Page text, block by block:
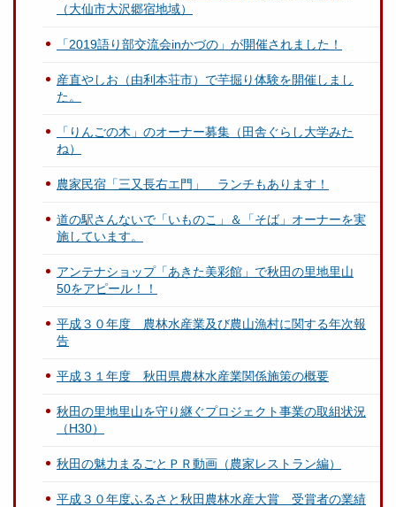
（大仙市大沢郷宿地域）
「2019語り部交流会inかづの」が開催されました！
産直やしお（由利本荘市）で芋掘り体験を開催しまし
た。
「りんごの木」のオーナー募集（田舎ぐらし大学みた
ね）
農家民宿「三又長右エ門」 ランチもあります！
道の駅さんないで「いものこ」＆「そば」オーナーを実
施しています。
アンテナショップ「あきた美彩館」で秋田の里地里山
50をアピール！！
平成３０年度 農林水産業及び農山漁村に関する年次報
告
平成３１年度 秋田県農林水産業関係施策の概要
秋田の里地里山を守り継ぐプロジェクト事業の取組状況
（H30）
秋田の魅力まるごとＰＲ動画（農家レストラン編）
平成３０年度ふるさと秋田農林水産大賞 受賞者の業績